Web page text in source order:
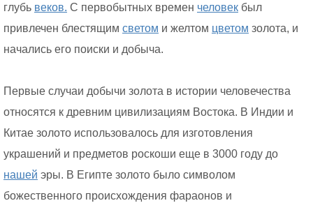
глубь веков. С первобытных времен человек был
привлечен блестящим светом и желтом цветом золота, и
начались его поиски и добыча.
Первые случаи добычи золота в истории человечества
относятся к древним цивилизациям Востока. В Индии и
Китае золото использовалось для изготовления
украшений и предметов роскоши еще в 3000 году до
нашей эры. В Египте золото было символом
божественного происхождения фараонов и